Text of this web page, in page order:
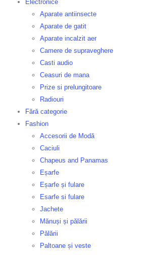
Electronice
Aparate antiinsecte
Aparate de gatit
Aparate incalzit aer
Camere de supraveghere
Casti audio
Ceasuri de mana
Prize si prelungitoare
Radiouri
Fără categorie
Fashion
Accesorii de Modă
Caciuli
Chapeus and Panamas
Eșarfe
Eșarfe și fulare
Esarfe si fulare
Jachete
Mănuși și pălării
Pălării
Paltoane și veste